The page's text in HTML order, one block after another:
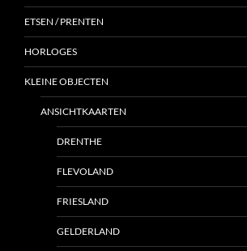
ETSEN / PRENTEN
HORLOGES
KLEINE OBJECTEN
ANSICHTKAARTEN
DRENTHE
FLEVOLAND
FRIESLAND
GELDERLAND